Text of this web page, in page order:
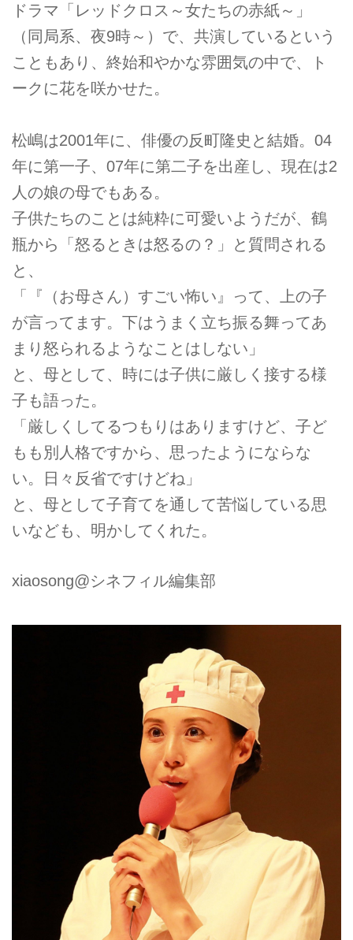
ドラマ「レッドクロス～女たちの赤紙～」
（同局系、夜9時～）で、共演しているという
こともあり、終始和やかな雰囲気の中で、ト
ークに花を咲かせた。
松嶋は2001年に、俳優の反町隆史と結婚。04
年に第一子、07年に第二子を出産し、現在は2
人の娘の母でもある。
子供たちのことは純粋に可愛いようだが、鶴
瓶から「怒るときは怒るの？」と質問される
と、
「『（お母さん）すごい怖い』って、上の子
が言ってます。下はうまく立ち振る舞ってあ
まり怒られるようなことはしない」
と、母として、時には子供に厳しく接する様
子も語った。
「厳しくしてるつもりはありますけど、子ど
もも別人格ですから、思ったようにならな
い。日々反省ですけどね」
と、母として子育てを通して苦悩している思
いなども、明かしてくれた。
xiaosong@シネフィル編集部